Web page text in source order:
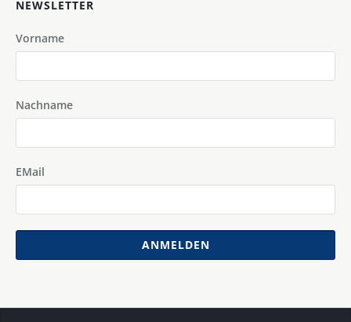
NEWSLETTER
Vorname
Nachname
EMail
ANMELDEN